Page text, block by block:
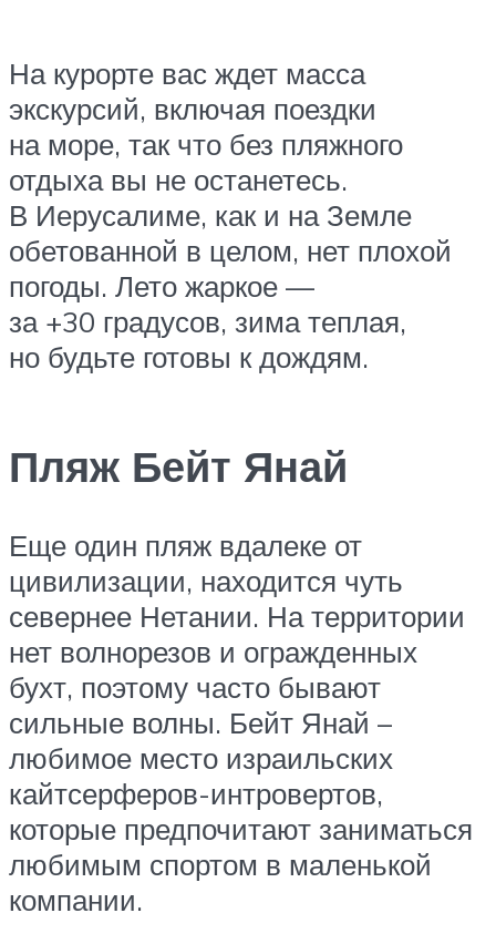
На курорте вас ждет масса
экскурсий, включая поездки
на море, так что без пляжного
отдыха вы не останетесь.
В Иерусалиме, как и на Земле
обетованной в целом, нет плохой
погоды. Лето жаркое —
за +30 градусов, зима теплая,
но будьте готовы к дождям.
Пляж Бейт Янай
Еще один пляж вдалеке от
цивилизации, находится чуть
севернее Нетании. На территории
нет волнорезов и огражденных
бухт, поэтому часто бывают
сильные волны. Бейт Янай –
любимое место израильских
кайтсерферов-интровертов,
которые предпочитают заниматься
любимым спортом в маленькой
компании.